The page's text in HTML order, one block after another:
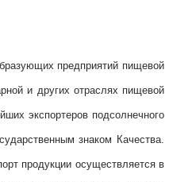
предприятий пищевой
и других отраслях пищевой
экспортеров подсолнечного
знаком Качества.
продукции осуществляется в